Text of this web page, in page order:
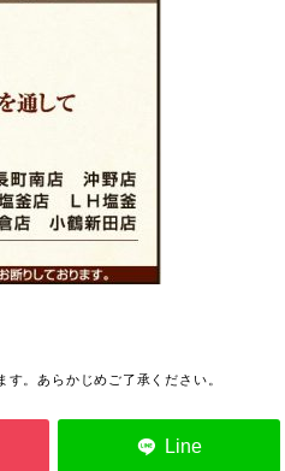
。あらかじめご了承ください。